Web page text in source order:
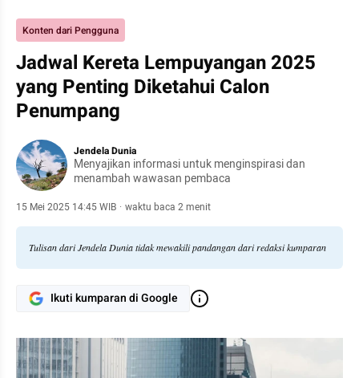
Konten dari Pengguna
Jadwal Kereta Lempuyangan 2025
yang Penting Diketahui Calon
Penumpang
Jendela Dunia
Menyajikan informasi untuk menginspirasi dan
menambah wawasan pembaca
15 Mei 2025 14:45 WIB · waktu baca 2 menit
Tulisan dari Jendela Dunia tidak mewakili pandangan dari redaksi kumparan
Ikuti kumparan di Google